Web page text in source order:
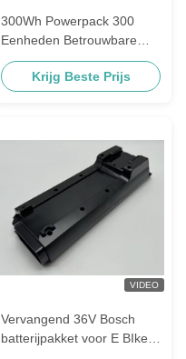
300Wh Powerpack 300
Eenheden Betrouwbare
energiebron bij uitdagende
temperaturen
Krijg Beste Prijs
VIDEO
Vervangend 36V Bosch
batterijpakket voor E BIke